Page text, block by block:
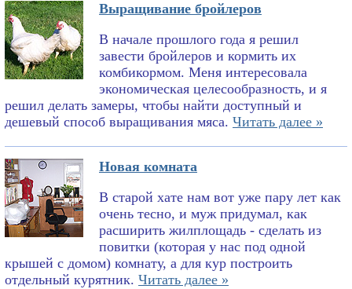
Выращивание бройлеров
В начале прошлого года я решил
завести бройлеров и кормить их
комбикормом. Меня интересовала
экономическая целесообразность, и я
решил делать замеры, чтобы найти доступный и
дешевый способ выращивания мяса. Читать далее »
Новая комната
В старой хате нам вот уже пару лет как
очень тесно, и муж придумал, как
расширить жилплощадь - сделать из
повитки (которая у нас под одной
крышей с домом) комнату, а для кур построить
отдельный курятник. Читать далее »